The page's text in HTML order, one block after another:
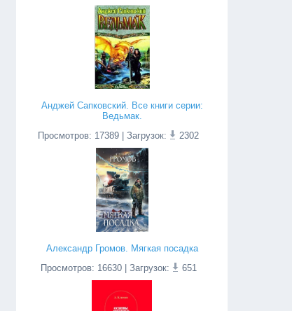
Анджей Сапковский. Все книги серии:
Ведьмак.
Просмотров: 17389 | Загрузок: 2302
Александр Громов. Мягкая посадка
Просмотров: 16630| Загрузок: 651